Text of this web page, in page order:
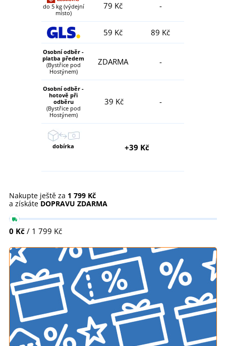
do 5 kg (výdejní
místo)
79 Kč -
59 Kč 89 Kč
Osobní odběr -
platba předem
(Bystřice pod
Hostýnem)
ZDARMA -
Osobní odběr -
hotově při
odběru
(Bystřice pod
Hostýnem)
39 Kč -
dobírka +39 Kč
Nakupte ještě za 1 799 Kč
a získáte DOPRAVU ZDARMA
0 Kč / 1 799 Kč